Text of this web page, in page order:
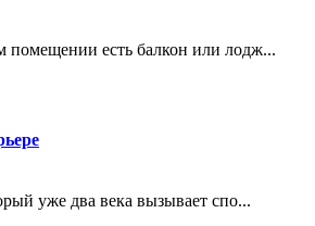
есть балкон или лодж...
уже два века вызывает спо...